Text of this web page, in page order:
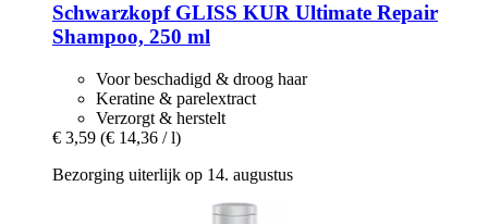
SchwarzkopfGLISS KUR Ultimate Repair
Shampoo, 250 ml
Voor beschadigd & droog haar
Keratine & parelextract
Verzorgt & herstelt
€ 3,59 (€ 14,36 / l)
Bezorging uiterlijk op 14. augustus